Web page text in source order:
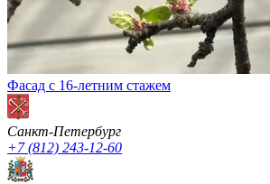
Фасад с 16-летним стажем
Санкт-Петербург
+7 (812) 243-12-60